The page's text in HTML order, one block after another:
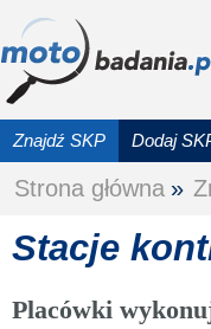
Znajdź SKP Dodaj
Strona główna »
Stacje
Placówki